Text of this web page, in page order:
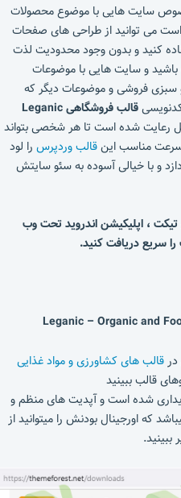
سایت هایی با موضوع محصولات
می توانید از طراحی های صفحات
کنید و بدون وجود محدودیت لذت
و سایت هایی با موضوعات
سبزی فروشی و موضوعات دیگر که
قالب فروشگاهی Leganic
رعایت شده است تا هر شخصی بتواند
مناسب اینقالب وردپرس را لود
و با خیالی آسوده به سئو سایتش
تیکت ، اپلیکیشن اندروید تحت وب
سریع دریافت کنید.
Leganic – Organic and
قالب های کشاورزی و مواد غذایی
قالب ببینید
شده است و آپدیت های منظم و
که اورجینال بودنش را میتوانید از